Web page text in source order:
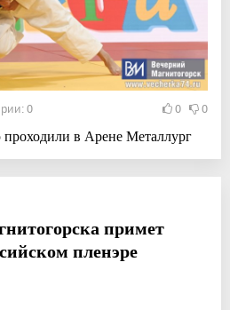
0 0 0
в Арене Металлург
примет
пленэре